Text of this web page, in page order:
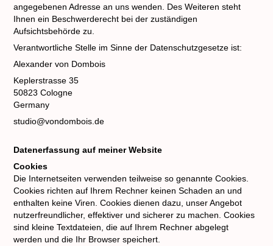
angegebenen Adresse an uns wenden. Des Weiteren steht
Ihnen ein Beschwerderecht bei der zuständigen
Aufsichtsbehörde zu.
Verantwortliche Stelle im Sinne der Datenschutzgesetze ist:
Alexander von Dombois
Keplerstrasse 35
50823 Cologne
Germany
studio@vondombois.de
Datenerfassung auf meiner Website
Cookies
Die Internetseiten verwenden teilweise so genannte Cookies.
Cookies richten auf Ihrem Rechner keinen Schaden an und
enthalten keine Viren. Cookies dienen dazu, unser Angebot
nutzerfreundlicher, effektiver und sicherer zu machen. Cookies
sind kleine Textdateien, die auf Ihrem Rechner abgelegt
werden und die Ihr Browser speichert.